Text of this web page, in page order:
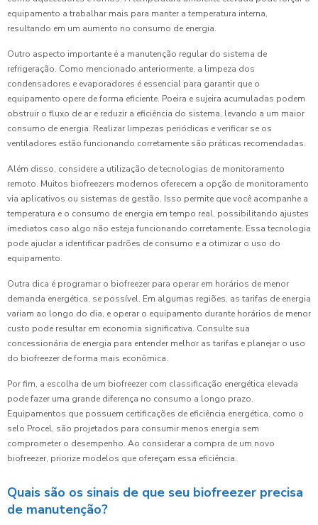
equipamento a trabalhar mais para manter a temperatura interna,
resultando em um aumento no consumo de energia.
Outro aspecto importante é a manutenção regular do sistema de
refrigeração. Como mencionado anteriormente, a limpeza dos
condensadores e evaporadores é essencial para garantir que o
equipamento opere de forma eficiente. Poeira e sujeira acumuladas podem
obstruir o fluxo de ar e reduzir a eficiência do sistema, levando a um maior
consumo de energia. Realizar limpezas periódicas e verificar se os
ventiladores estão funcionando corretamente são práticas recomendadas.
Além disso, considere a utilização de tecnologias de monitoramento
remoto. Muitos biofreezers modernos oferecem a opção de monitoramento
via aplicativos ou sistemas de gestão. Isso permite que você acompanhe a
temperatura e o consumo de energia em tempo real, possibilitando ajustes
imediatos caso algo não esteja funcionando corretamente. Essa tecnologia
pode ajudar a identificar padrões de consumo e a otimizar o uso do
equipamento.
Outra dica é programar o biofreezer para operar em horários de menor
demanda energética, se possível. Em algumas regiões, as tarifas de energia
variam ao longo do dia, e operar o equipamento durante horários de menor
custo pode resultar em economia significativa. Consulte sua
concessionária de energia para entender melhor as tarifas e planejar o uso
do biofreezer de forma mais econômica.
Por fim, a escolha de um biofreezer com classificação energética elevada
pode fazer uma grande diferença no consumo a longo prazo.
Equipamentos que possuem certificações de eficiência energética, como o
selo Procel, são projetados para consumir menos energia sem
comprometer o desempenho. Ao considerar a compra de um novo
biofreezer, priorize modelos que ofereçam essa eficiência.
Quais são os sinais de que seu biofreezer precisa
de manutenção?